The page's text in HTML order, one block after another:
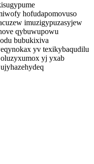
hofudapomovuso
imuzigypuzasyjew
qybuwupowu
bubukixiva
yv texikybaqudilu
yj yxab